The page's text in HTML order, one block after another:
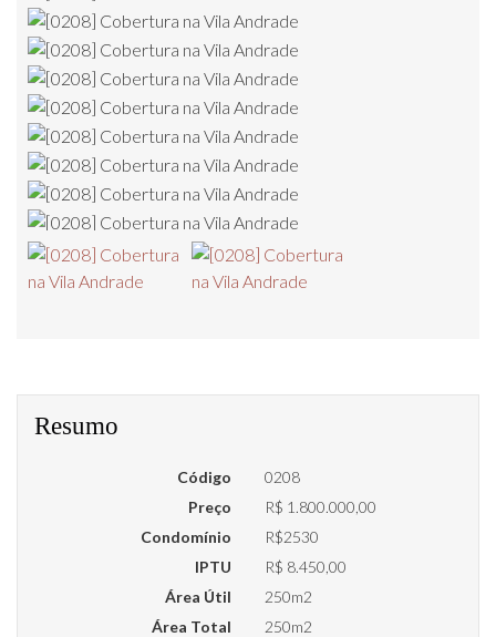
Resumo
Código
0208
Preço
R$ 1.800.000,00
Condomínio
R$2530
IPTU
R$ 8.450,00
Área Útil
250m2
Área Total
250m2